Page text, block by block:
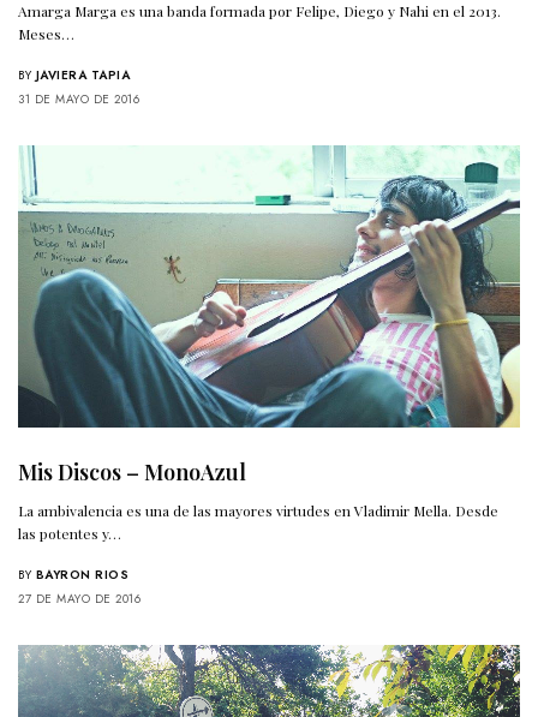
Amarga Marga es una banda formada por Felipe, Diego y Nahi en el 2013.
Meses…
BY JAVIERA TAPIA
31 DE MAYO DE 2016
Mis Discos – MonoAzul
La ambivalencia es una de las mayores virtudes en Vladimir Mella. Desde
las potentes y…
BY BAYRON RIOS
27 DE MAYO DE 2016